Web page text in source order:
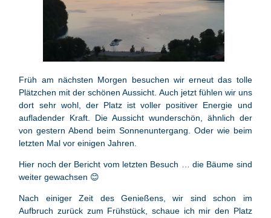
Früh am nächsten Morgen besuchen wir erneut das tolle
Plätzchen mit der schönen Aussicht. Auch jetzt fühlen wir uns
dort sehr wohl, der Platz ist voller positiver Energie und
aufladender Kraft. Die Aussicht wunderschön, ähnlich der
von gestern Abend beim Sonnenuntergang. Oder wie beim
letzten Mal vor einigen Jahren.
Hier noch der Bericht vom letzten Besuch … die Bäume sind
weiter gewachsen 😊
Nach einiger Zeit des Genießens, wir sind schon im
Aufbruch zurück zum Frühstück, schaue ich mir den Platz